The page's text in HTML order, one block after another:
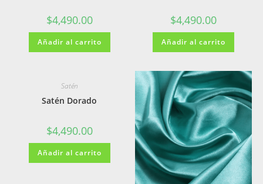
$4,490.00
Añadir al carrito
$4,490.00
Añadir al carrito
Satén
Satén Dorado
$4,490.00
Añadir al carrito